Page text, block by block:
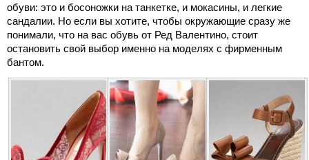
обуви: это и босоножки на танкетке, и мокасины, и легкие
сандалии. Но если вы хотите, чтобы окружающие сразу же
понимали, что на вас обувь от Ред Валентино, стоит
остановить свой выбор именно на моделях с фирменным
бантом.